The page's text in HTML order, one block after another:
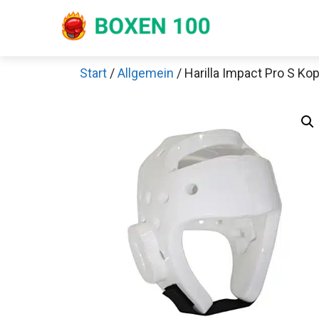
Start /Allgemein / Harilla Impact Pro S